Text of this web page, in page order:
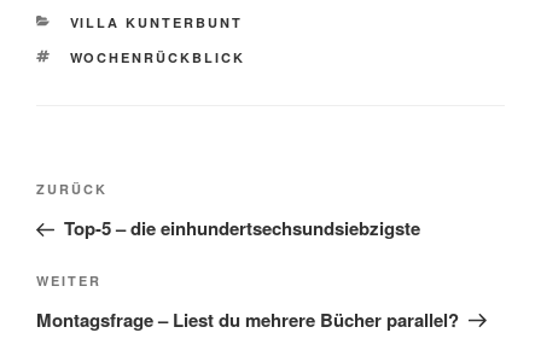
KATEGORIEN
VILLA KUNTERBUNT
SCHLAGWÖRTER
WOCHENRÜCKBLICK
Beitragsnavigation
Vorheriger
Beitrag
ZURÜCK
Top-5 – die einhundertsechsundsiebzigste
Nächster
Beitrag
WEITER
Montagsfrage – Liest du mehrere Bücher parallel?